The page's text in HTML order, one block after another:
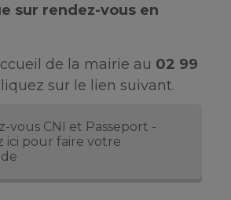
sur rendez-vous en
de la mairie au 02 99
sur le lien suivant.
vous CNI et Passeport -
ici pour faire votre